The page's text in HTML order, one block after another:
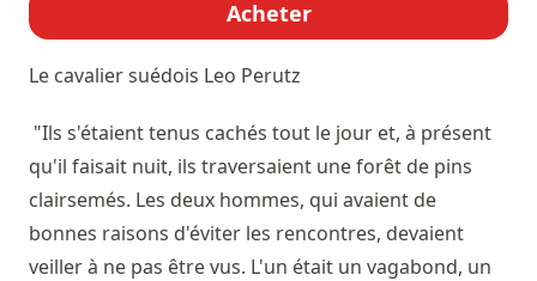
Acheter
Le cavalier suédois Leo Perutz
"Ils s'étaient tenus cachés tout le jour et, à présent
qu'il faisait nuit, ils traversaient une forêt de pins
clairsemés. Les deux hommes, qui avaient de
bonnes raisons d'éviter les rencontres, devaient
veiller à ne pas être vus. L'un était un vagabond, un